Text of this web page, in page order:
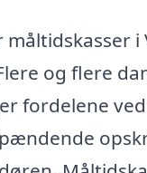
i
og flere
fordelene